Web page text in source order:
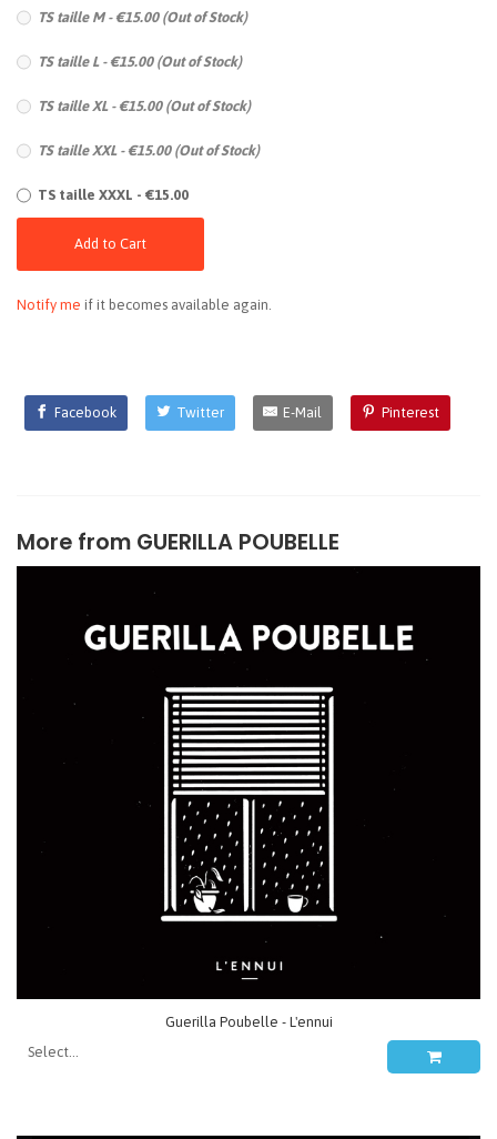
TS taille M - €15.00 (Out of Stock)
TS taille L - €15.00 (Out of Stock)
TS taille XL - €15.00 (Out of Stock)
TS taille XXL - €15.00 (Out of Stock)
TS taille XXXL - €15.00
Add to Cart
Notify me if it becomes available again.
Facebook Twitter E-Mail Pinterest
More from GUERILLA POUBELLE
Guerilla Poubelle - L'ennui